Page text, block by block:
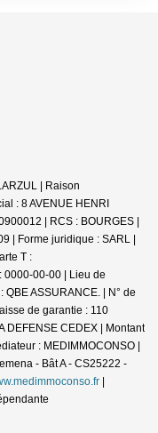
| Raison
: 8 AVENUE HENRI
| RCS : BOURGES |
| Forme juridique : SARL |
T :
0000-00-00 | Lieu de
ASSURANCE. | N° de
de garantie : 110
DEFENSE CEDEX | Montant
: MEDIMMOCONSO |
- Bât A - CS25222 -
|